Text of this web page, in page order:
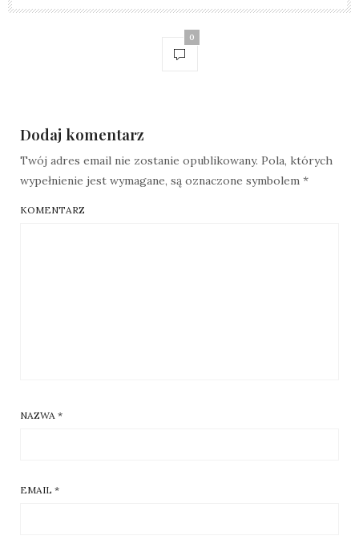
0
Dodaj komentarz
Twój adres email nie zostanie opublikowany. Pola, których
wypełnienie jest wymagane, są oznaczone symbolem *
KOMENTARZ
NAZWA *
EMAIL *